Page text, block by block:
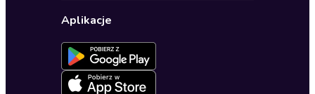
Dla młodzieży
Ustawienia prywatności
Formularz zgłaszania nielegalnych treści
Deklaracja dostępności
Oferta dla firm i bibliotek
Dołącz do newslettera
Blog
Zapowiedzi
Aplikacje